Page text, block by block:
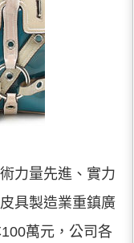
力量先進、實力
具製造業重鎮廣
萬元，公司各